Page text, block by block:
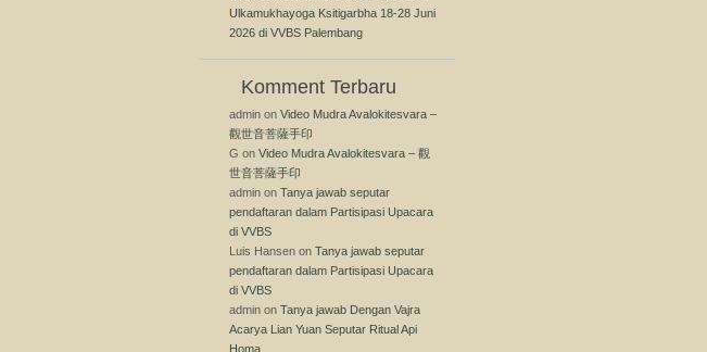
Ulkamukhayoga Ksitigarbha 18-28 Juni
2026 di VVBS Palembang
Komment Terbaru
admin on Video Mudra Avalokitesvara –
觀世音菩薩手印
G on Video Mudra Avalokitesvara – 觀
世音菩薩手印
admin on Tanya jawab seputar
pendaftaran dalam Partisipasi Upacara
di VVBS
Luis Hansen on Tanya jawab seputar
pendaftaran dalam Partisipasi Upacara
di VVBS
admin on Tanya jawab Dengan Vajra
Acarya Lian Yuan Seputar Ritual Api
Homa